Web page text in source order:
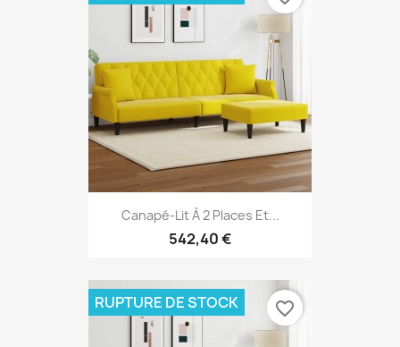
Canapé-Lit À 2 Places Et...
542,40 €
RUPTURE DE STOCK favorite_border